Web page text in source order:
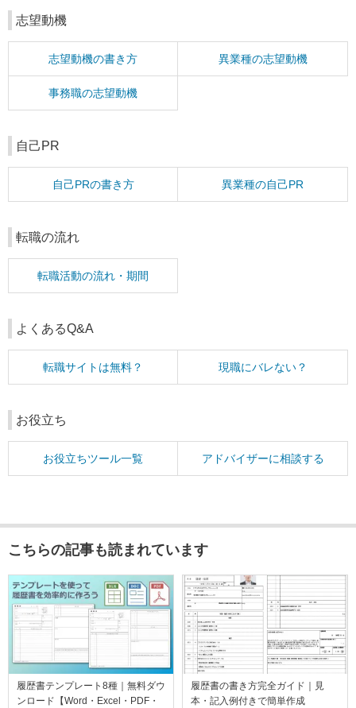
志望動機
志望動機の書き方 異業種の志望動機
事務職の志望動機
自己PR
自己PRの書き方 異業種の自己PR
転職の流れ
転職活動の流れ・期間
よくあるQ&A
転職サイトは無料？ 現職にバレない？
お役立ち
お役立ちツール一覧 アドバイザーに相談する
こちらの記事も読まれています
履歴書テンプレート8種｜無料ダウ
ンロード【Word・Excel・PDF・
履歴書の書き方完全ガイド｜見
本・記入例付きで簡単作成